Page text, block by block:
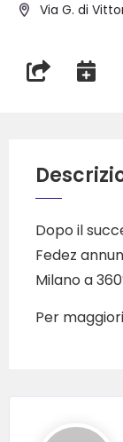
Via G. di
Dopo il
Fedez
Milano a
Per